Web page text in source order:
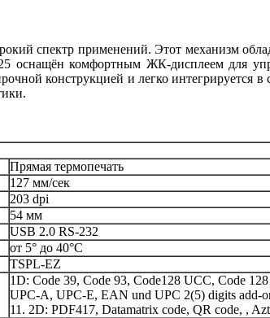
спектр применений. Этот механизм
оснащён комфортным ЖК-дисплеем для
конструкцией и легко
Прямая термопечать
127 мм/сек
203 dpi
54 мм
USB 2.0 RS-232
от 5° до 40°C
TSPL-EZ
1D: Code 39, Code 93, Code128 UCC, Code
UPC-A, UPC-E, EAN und UPC 2(5) digits add-
11. 2D: PDF417, Datamatrix code, QR code, ,